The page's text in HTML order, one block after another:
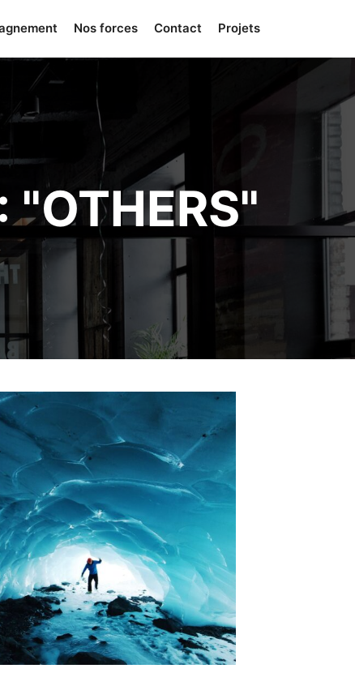
Nos forces Contact Projets
"OTHERS"